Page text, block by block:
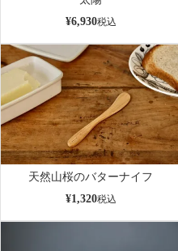
¥6,930税込
天然山桜のバターナイフ
¥1,320税込